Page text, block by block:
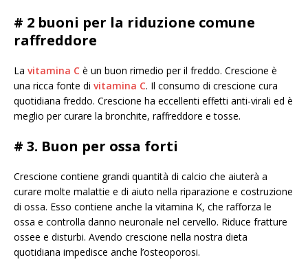
# 2 buoni per la riduzione comune
raffreddore
La vitamina C è un buon rimedio per il freddo. Crescione è
una ricca fonte di vitamina C. Il consumo di crescione cura
quotidiana freddo. Crescione ha eccellenti effetti anti-virali ed è
meglio per curare la bronchite, raffreddore e tosse.
# 3. Buon per ossa forti
Crescione contiene grandi quantità di calcio che aiuterà a
curare molte malattie e di aiuto nella riparazione e costruzione
di ossa. Esso contiene anche la vitamina K, che rafforza le
ossa e controlla danno neuronale nel cervello. Riduce fratture
ossee e disturbi. Avendo crescione nella nostra dieta
quotidiana impedisce anche l’osteoporosi.